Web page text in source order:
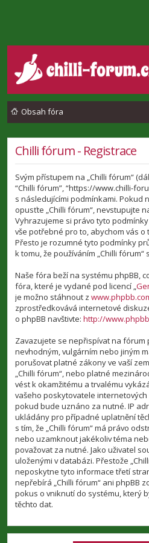
Obsah fóra
Chilli fórum - Registrace
Svým přístupem na „Chilli fórum“
“Chilli fórum”, “https://www.chilli-
s následujícími podmínkami. Pokud
opusťte „Chilli fórum“, nevstupujte
Vyhrazujeme si právo tyto
vše potřebné pro to, abychom vás o
Přesto je rozumné tyto podmínky
k tomu, že používáním „Chilli fórum“
Naše fóra beží na systému phpBB,
fóra, které je vydané pod licencí „
je možno stáhnout z
zprostředkovává internetové
o phpBB navštivte: http://
Zavazujete se nepřispívat na fórum
nevhodným, vulgárním nebo jiným
porušovat platné zákony ve vaší
„Chilli fórum“, nebo platné
vést k okamžitému a trvalému
vašeho poskytovatele internetových
pokud bude uznáno za nutné. IP
ukládány pro případné uplatnění
s tím, že „Chilli fórum“ má právo
nebo uzamknout jakékoliv téma
považovat za nutné. Jako uživatel
uloženými v databázi. Přestože
neposkytne tyto informace třetí
nepřebírá „Chilli fórum“ ani phpBB
pokus o vniknutí do systému, který
těchto dat.